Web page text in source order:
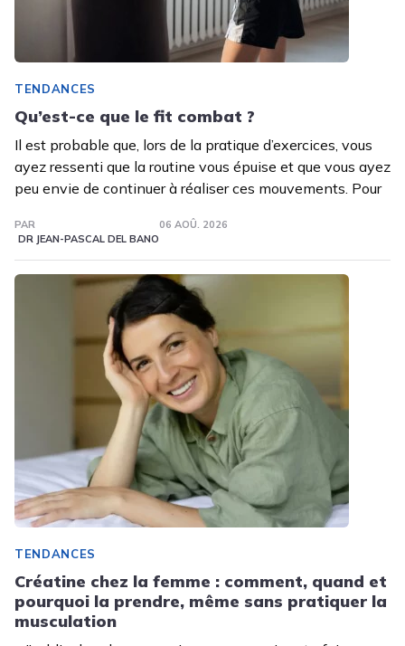
TENDANCES
Qu’est-ce que le fit combat ?
Il est probable que, lors de la pratique d’exercices, vous
ayez ressenti que la routine vous épuise et que vous ayez
peu envie de continuer à réaliser ces mouvements. Pour
PAR
DR JEAN-PASCAL DEL BANO
06 AOÛ. 2026
TENDANCES
Créatine chez la femme : comment, quand et
pourquoi la prendre, même sans pratiquer la
musculation